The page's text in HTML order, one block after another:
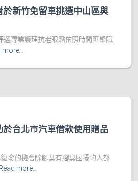
於新竹免留車挑選中山區與
專業護理抗老眼霜依照時間匯聚賦
more…
於台北市汽車借款使用贈品
發的機會除腳臭有腳臭困擾的人都
Read more…